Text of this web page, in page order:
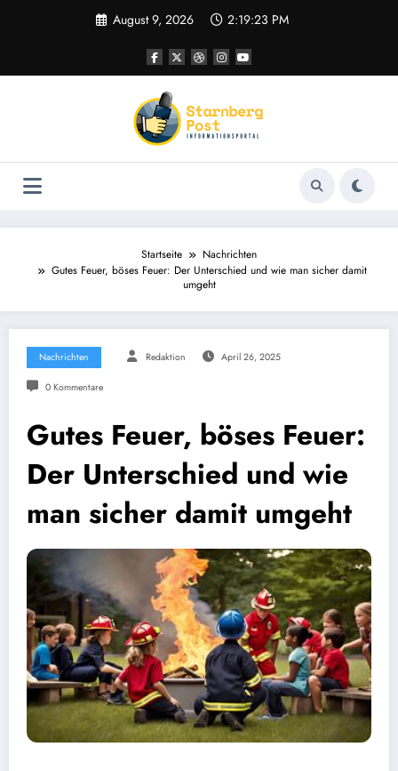
August 9, 2026 2:19:24 PM
Startseite
Nachrichten
Gutes Feuer, böses Feuer: Der Unterschied und wie man sicher damit
umgeht
Nachrichten Redaktion April 26, 2025
0 Kommentare
Gutes Feuer, böses Feuer:
Der Unterschied und wie
man sicher damit umgeht